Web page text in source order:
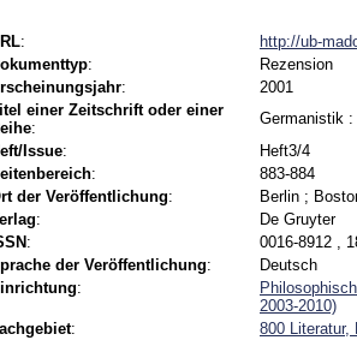
:
http://ub-
:
Rezension
:
2001
einer Zeitschrift oder einer
:
Germanistik :
Issue:
Heft3/4
:
883-884
der Veröffentlichung:
Berlin ;
:
De Gruyter
:
0016-8912 ,
der Veröffentlichung:
Deutsch
:
2003-2010)
: 800 Literatur,